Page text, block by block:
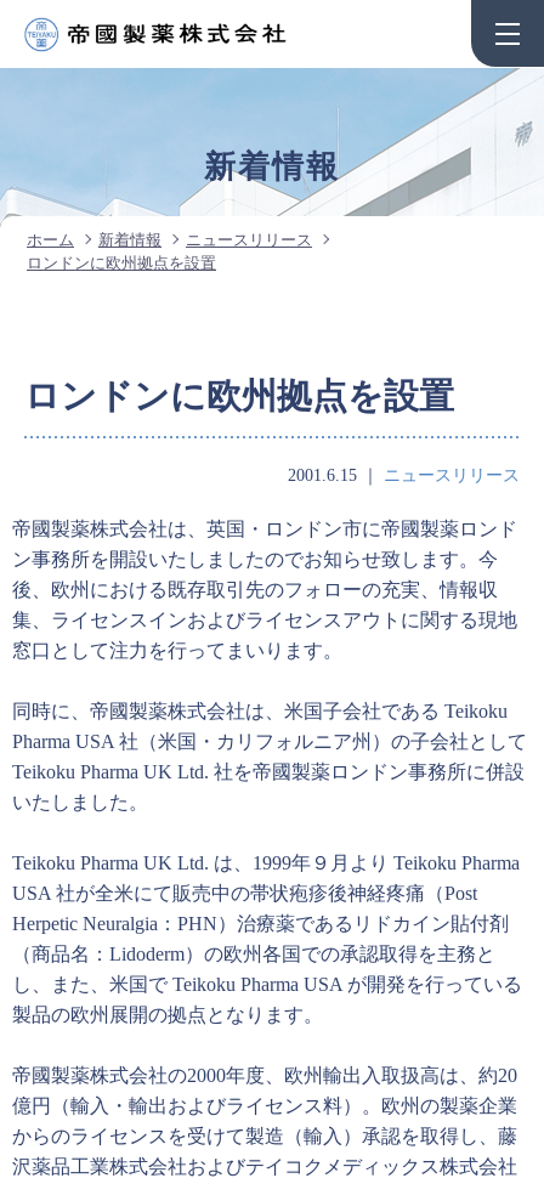
新着情報
ホーム 新着情報
ニュースリリース
ロンドンに欧州拠点を設置
ロンドンに欧州拠点を設置
2001.6.15 ニュースリリース
帝國製薬株式会社は、英国・ロンドン市に帝國製薬ロンド
ン事務所を開設いたしましたのでお知らせ致します。今
後、欧州における既存取引先のフォローの充実、情報収
集、ライセンスインおよびライセンスアウトに関する現地
窓口として注力を行ってまいります。
同時に、帝國製薬株式会社は、米国子会社である Teikoku
Pharma USA 社（米国・カリフォルニア州）の子会社として
Teikoku Pharma UK Ltd. 社を帝國製薬ロンドン事務所に併設
いたしました。
Teikoku Pharma UK Ltd. は、1999年９月より Teikoku Pharma
USA 社が全米にて販売中の帯状疱疹後神経疼痛（Post
Herpetic Neuralgia：PHN）治療薬であるリドカイン貼付剤
（商品名：Lidoderm）の欧州各国での承認取得を主務と
し、また、米国で Teikoku Pharma USA が開発を行っている
製品の欧州展開の拠点となります。
帝國製薬株式会社の2000年度、欧州輸出入取扱高は、約20
億円（輸入・輸出およびライセンス料）。欧州の製薬企業
からのライセンスを受けて製造（輸入）承認を取得し、藤
沢薬品工業株式会社およびテイコクメディックス株式会社